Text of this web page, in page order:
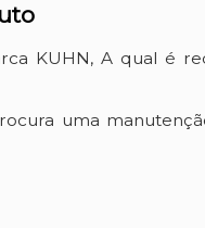
KUHN, A qual é
uma